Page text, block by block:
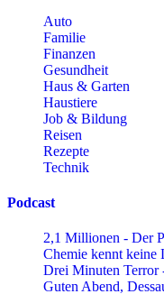
Auto
Familie
Finanzen
Gesundheit
Haus & Garten
Haustiere
Job & Bildung
Reisen
Rezepte
Technik
Podcast
2,1 Millionen - Der
Chemie kennt keine
Drei Minuten Terror
Guten Abend,